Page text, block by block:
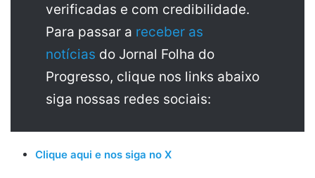
verificadas e com credibilidade.
Para passar a receber as
notícias do Jornal Folha do
Progresso, clique nos links abaixo
siga nossas redes sociais:
Clique aqui e nos siga no X